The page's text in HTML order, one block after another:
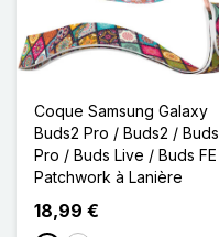
Coque Samsung Galaxy
Buds2 Pro / Buds2 / Buds
Pro / Buds Live / Buds FE
Patchwork à Lanière
18,99 €